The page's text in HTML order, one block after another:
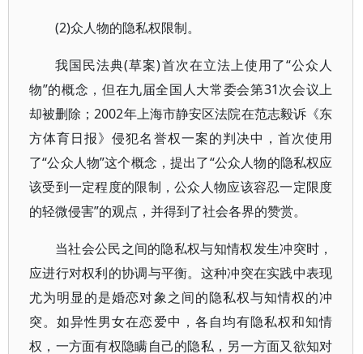
(2)众人物的隐私权限制。
我国民法典(草案)首次在立法上使用了“公众人
物”的概念，但在九届全国人大常委会第31次会议上
却被删除；2002年上海市静安区法院在范志毅诉《东
方体育日报》侵犯名誉权一案的判决中，首次使用
了“公众人物”这个概念，提出了“公众人物的隐私权应
该受到一定程度的限制，公众人物应该容忍一定限度
的轻微侵害”的观点，并得到了社会各界的赞赏。
当社会公民之间的隐私权与知情权发生冲突时，
应进行对权利的协调与平衡。这种冲突在实践中表现
尤为明显的是婚恋对象之间的隐私权与知情权的冲
突。如异性男女在恋爱中，各自均有隐私权和知情
权，一方面有权隐瞒自己的隐私，另一方面又欲知对